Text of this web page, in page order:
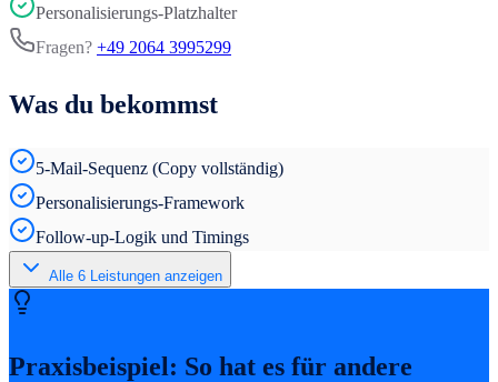
Personalisierungs-Platzhalter
Fragen? +49 2064 3995299
Was du bekommst
5-Mail-Sequenz (Copy vollständig)
Personalisierungs-Framework
Follow-up-Logik und Timings
Alle 6 Leistungen anzeigen
Praxisbeispiel: So hat es für andere